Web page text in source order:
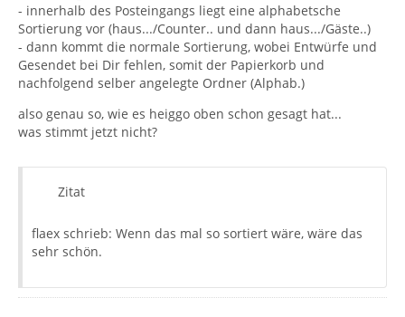
- innerhalb des Posteingangs liegt eine alphabetsche
Sortierung vor (haus.../Counter.. und dann haus.../Gäste..)
- dann kommt die normale Sortierung, wobei Entwürfe und
Gesendet bei Dir fehlen, somit der Papierkorb und
nachfolgend selber angelegte Ordner (Alphab.)
also genau so, wie es heiggo oben schon gesagt hat...
was stimmt jetzt nicht?
Zitat
flaex schrieb: Wenn das mal so sortiert wäre, wäre das
sehr schön.